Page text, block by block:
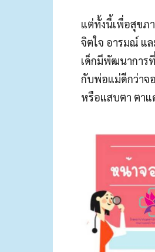
แต่ทั้งนี้เพื่อสุขภ
จิตใจ อารมณ์ แ
เด็กมีพัฒนาการ
กับพ่อแม่ดีกว่าจ
หรือแสบตา ตา